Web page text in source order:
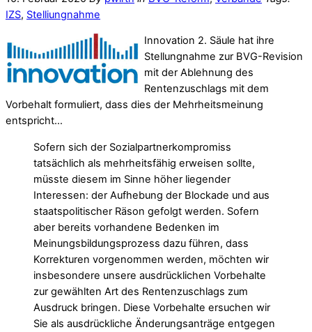
IZS, Stelliungnahme
Innovation 2. Säule hat ihre
Stellungnahme zur BVG-Revision
mit der Ablehnung des
Rentenzuschlags mit dem
Vorbehalt formuliert, dass dies der Mehrheitsmeinung
entspricht…
Sofern sich der Sozialpartnerkompromiss
tatsächlich als mehrheitsfähig erweisen sollte,
müsste diesem im Sinne höher liegender
Interessen: der Aufhebung der Blockade und aus
staatspolitischer Räson gefolgt werden. Sofern
aber bereits vorhandene Bedenken im
Meinungsbildungsprozess dazu führen, dass
Korrekturen vorgenommen werden, möchten wir
insbesondere unsere ausdrücklichen Vorbehalte
zur gewählten Art des Rentenzuschlags zum
Ausdruck bringen. Diese Vorbehalte ersuchen wir
Sie als ausdrückliche Änderungsanträge entgegen